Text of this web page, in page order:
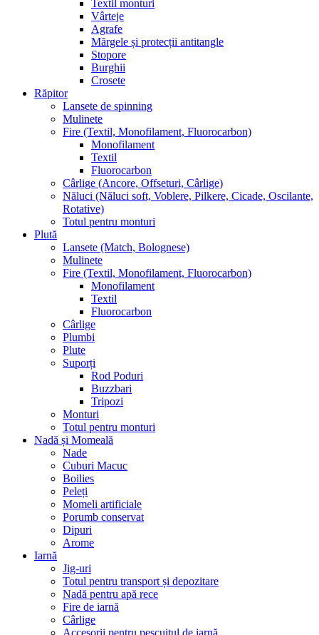
Textil monturi
Vârteje
Agrafe
Mărgele și protecții antitangle
Stopore
Burghii
Crosete
Răpitor
Lansete de spinning
Mulinete
Fire (Textil, Monofilament, Fluorocarbon)
Monofilament
Textil
Fluorocarbon
Cârlige (Ancore, Offseturi, Cârlige)
Năluci (Năluci soft, Voblere, Pilkere, Cicade, Oscilante,
Rotative)
Totul pentru monturi
Plută
Lansete (Match, Bolognese)
Mulinete
Fire (Textil, Monofilament, Fluorocarbon)
Monofilament
Textil
Fluorocarbon
Cârlige
Plumbi
Plute
Suporți
Rod Poduri
Buzzbari
Tripozi
Monturi
Totul pentru monturi
Nadă și Momeală
Nade
Cuburi Macuc
Boilies
Peleți
Momeli artificiale
Porumb conservat
Dipuri
Arome
Iarnă
Jig-uri
Totul pentru transport și depozitare
Nadă pentru apă rece
Fire de iarnă
Cârlige
Accesorii pentru pescuitul de iarnă